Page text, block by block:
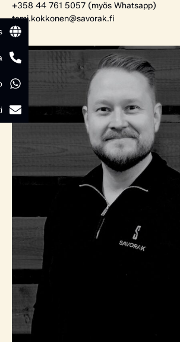
+358 44 761 5057 (myös Whatsapp)
tomi.kokkonen@savorak.fi